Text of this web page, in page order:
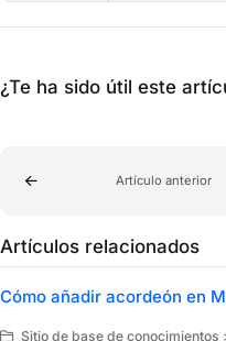
¿Te ha sido útil este
Artículo anterior
Artículos relacionados
Cómo añadir acordeón en
Sitio de base de conocimientos >